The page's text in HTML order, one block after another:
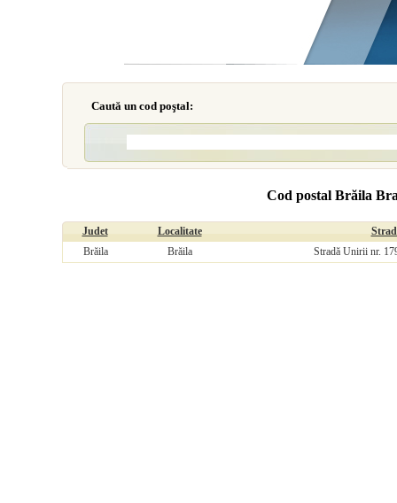
Caută un cod poştal:
Cod postal Brăila
Judet Localitate
Brăila
Brăila Stradă Unirii nr.